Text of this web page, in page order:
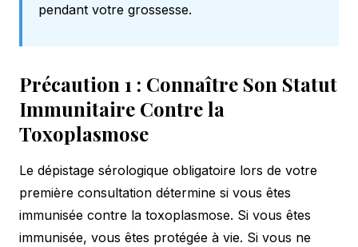
pendant votre grossesse.
Précaution 1 : Connaître Son Statut
Immunitaire Contre la
Toxoplasmose
Le dépistage sérologique obligatoire lors de votre
première consultation détermine si vous êtes
immunisée contre la toxoplasmose. Si vous êtes
immunisée, vous êtes protégée à vie. Si vous ne